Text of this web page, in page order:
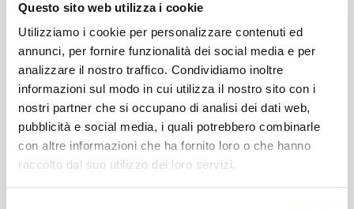
Questo sito web utilizza i cookie
Utilizziamo i cookie per personalizzare contenuti ed
annunci, per fornire funzionalità dei social media e per
analizzare il nostro traffico. Condividiamo inoltre
informazioni sul modo in cui utilizza il nostro sito con i
nostri partner che si occupano di analisi dei dati web,
pubblicità e social media, i quali potrebbero combinarle
con altre informazioni che ha fornito loro o che hanno
raccolto dal suo utilizzo dei loro servizi.
soluzione perfetta per i turisti e per chi
vuole il massimo del comfort.
Viaggio 100% Sostenibile:In linea con la
filosofia green dell'Arena, scegliere il bus
collettivo è la scelta più ecologica. Ogni
nostro bus toglie dalla strada decine di
auto private, riducendo drasticamente le